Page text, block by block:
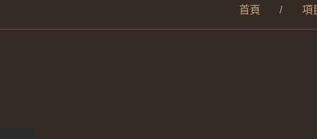
首頁 項